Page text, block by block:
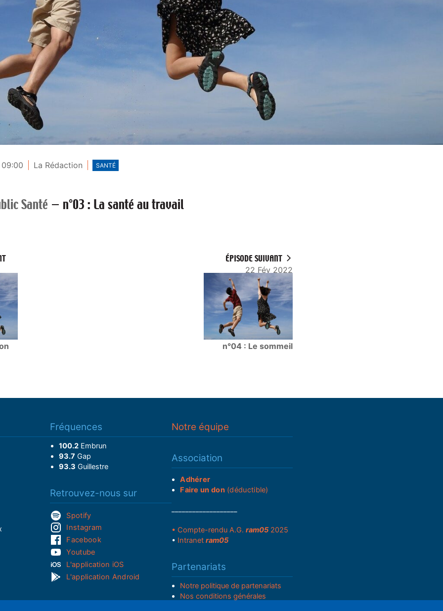
La Rédaction SANTÉ
Santé — n°03 : La santé au travail
ÉPISODE SUIVANT
22 Fév 2022
n°04 : Le sommeil
Fréquences
100.2Embrun
93.7 Gap
93.3 Guillestre
Retrouvez-nous sur
Spotify
Instagram
Facebook
Youtube
L'application iOS
L'application Android
Notre équipe
Association
Adhérer
Faire un don(déductible)
• Compte-rendu A.G. ram052025
• Intranet ram05
Partenariats
Notre politique de partenariats
Nos conditions générales